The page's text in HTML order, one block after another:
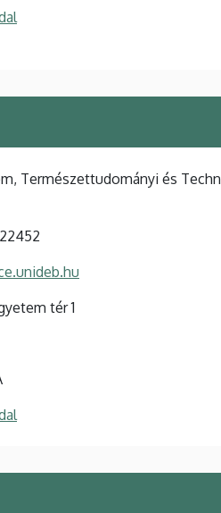
Természettudományi és
22452
tér 1